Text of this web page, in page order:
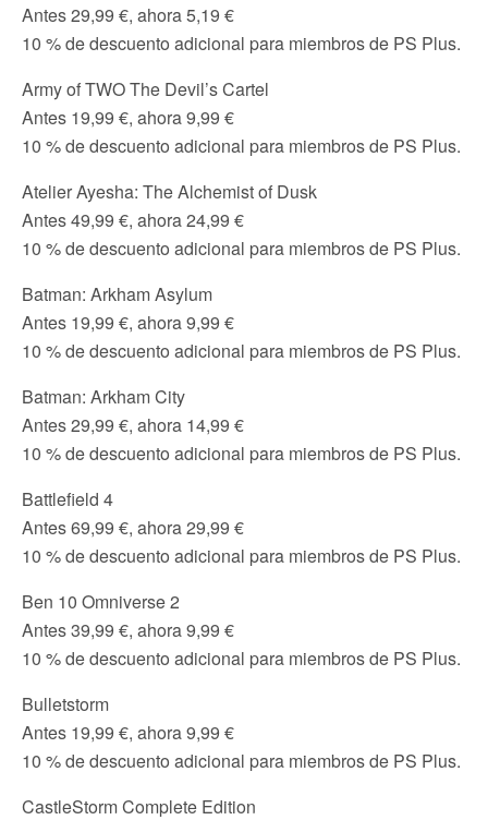
Antes 29,99 €, ahora 5,19 €
10 % de descuento adicional para miembros de PS Plus.
Army of TWO The Devil’s Cartel
Antes 19,99 €, ahora 9,99 €
10 % de descuento adicional para miembros de PS Plus.
Atelier Ayesha: The Alchemist of Dusk
Antes 49,99 €, ahora 24,99 €
10 % de descuento adicional para miembros de PS Plus.
Batman: Arkham Asylum
Antes 19,99 €, ahora 9,99 €
10 % de descuento adicional para miembros de PS Plus.
Batman: Arkham City
Antes 29,99 €, ahora 14,99 €
10 % de descuento adicional para miembros de PS Plus.
Battlefield 4
Antes 69,99 €, ahora 29,99 €
10 % de descuento adicional para miembros de PS Plus.
Ben 10 Omniverse 2
Antes 39,99 €, ahora 9,99 €
10 % de descuento adicional para miembros de PS Plus.
Bulletstorm
Antes 19,99 €, ahora 9,99 €
10 % de descuento adicional para miembros de PS Plus.
CastleStorm Complete Edition